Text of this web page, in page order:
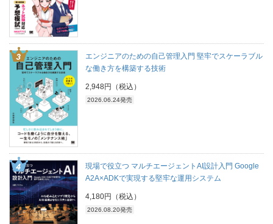
エンジニアのための自己管理入門 堅牢でスケーラブル
な働き方を構築する技術
2,948円（税込）
2026.06.24発売
現場で役立つ マルチエージェントAI設計入門 Google
A2A×ADKで実現する堅牢な運用システム
4,180円（税込）
2026.08.20発売